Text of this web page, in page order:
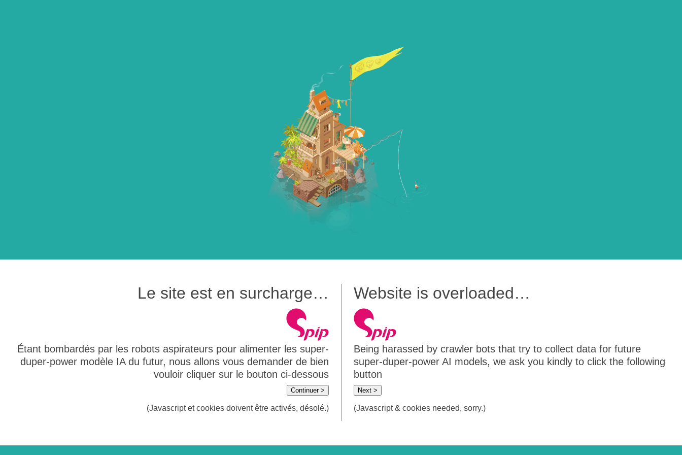
Le site est en surcharge…
Étant bombardés par les robots aspirateurs pour alimenter les super-
duper-power modèle IA du futur, nous allons vous demander de bien
vouloir cliquer sur le bouton ci-dessous
Continuer >
(Javascript et cookies doivent être activés, désolé.)
Website is overloaded…
Being harassed by crawler bots that try to collect data for future
super-duper-power AI models, we ask you kindly to click the following
button
Next >
(Javascript & cookies needed, sorry.)